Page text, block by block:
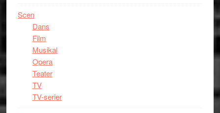
Scen
Dans
Film
Musikal
Opera
Teater
TV
TV-serier